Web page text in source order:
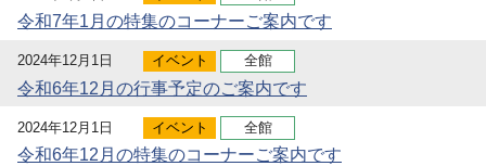
令和7年1月の特集のコーナーご案内です
2024年12月1日 イベント 全館
令和6年12月の行事予定のご案内です
2024年12月1日 イベント 全館
令和6年12月の特集のコーナーご案内です